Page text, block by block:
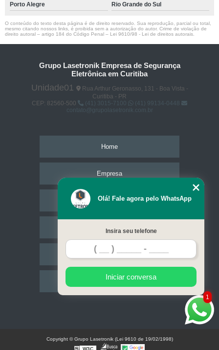
Porto Alegre
Rio Grande do Sul
O conteúdo do texto desta página é de direito reservado. Sua reprodução, parcial ou total,
mesmo citando nossos links, é proibida sem a autorização do autor. Crime de violação de
direito autoral – artigo 184 do Código Penal – Lei 9610/98 - Lei de direitos autorais
Grupo Lasetronik Empresa de Segurança
Eletrônica em Curitiba
Unidade01
Rua Arthur Geronasso, 131 - Boa Vista -
Curitiba - PR
CEP: 82560-500
(41) 3015-7100
(41) 99134-0448
contato@grupolasetronik.com.br
Home
Empresa
Missão
Serviços
Contato
Mapa do site
1
Olá! Fale agora pelo WhatsApp
Insira seu telefone
Iniciar conversa
Copyright © Grupo Lasetronik (Lei 9610 de 19/02/1998)